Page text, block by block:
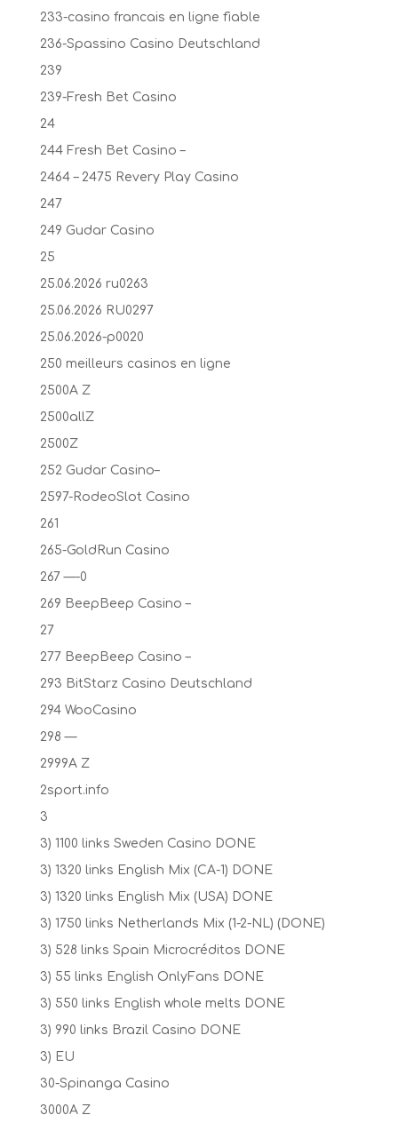
233-casino francais en ligne fiable
236-Spassino Casino Deutschland
239
239-Fresh Bet Casino
24
244 Fresh Bet Casino –
2464 – 2475 Revery Play Casino
247
249 Gudar Casino
25
25.06.2026 ru0263
25.06.2026 RU0297
25.06.2026-p0020
250 meilleurs casinos en ligne
2500A Z
2500allZ
2500Z
252 Gudar Casino–
2597-RodeoSlot Casino
261
265-GoldRun Casino
267 —-0
269 BeepBeep Casino –
27
277 BeepBeep Casino –
293 BitStarz Casino Deutschland
294 WooCasino
298 —
2999A Z
2sport.info
3
3) 1100 links Sweden Casino DONE
3) 1320 links English Mix (CA-1) DONE
3) 1320 links English Mix (USA) DONE
3) 1750 links Netherlands Mix (1-2-NL) (DONE)
3) 528 links Spain Microcréditos DONE
3) 55 links English OnlyFans DONE
3) 550 links English whole melts DONE
3) 990 links Brazil Casino DONE
3) EU
30-Spinanga Casino
3000A Z